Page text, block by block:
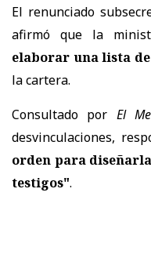
El renunciado
afirmó que la
elaborar una lista
la cartera.
Consultado por El
desvinculaciones,
orden para
testigos".